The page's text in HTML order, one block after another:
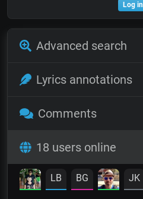
Log in
Advanced search
Lyrics annotations
Comments
18 users online
LB BG JK